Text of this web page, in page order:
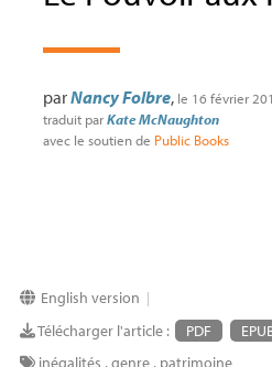
parNancy Folbre, le 16 février
traduit parKate McNaughton
avec le soutien de Public Books
English version |
Télécharger l'article : PDF
inégalités ,genre, patrimoine